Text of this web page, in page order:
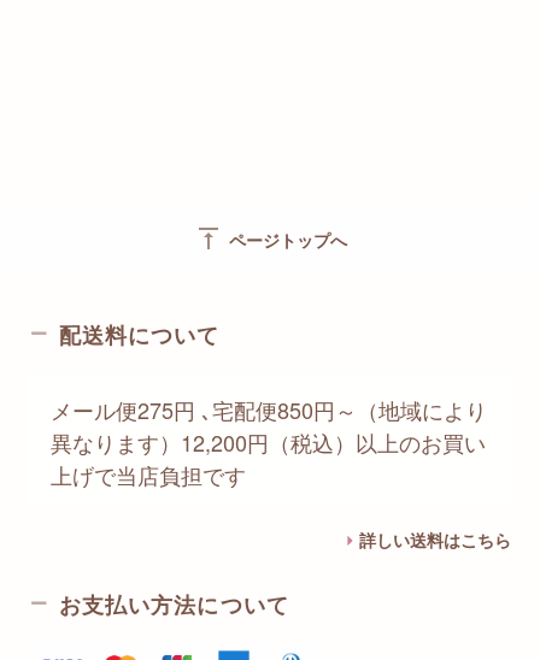
vertical_align_top ページトップへ
配送料について
メール便275円 ､宅配便850円～（地域により
異なります）12,200円（税込）以上のお買い
上げで当店負担です
詳しい送料はこちら
お支払い方法について